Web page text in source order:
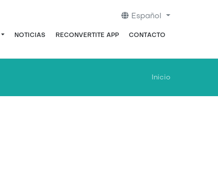
Español
NOTICIAS RECONVERTITE APP CONTACTO
Inicio